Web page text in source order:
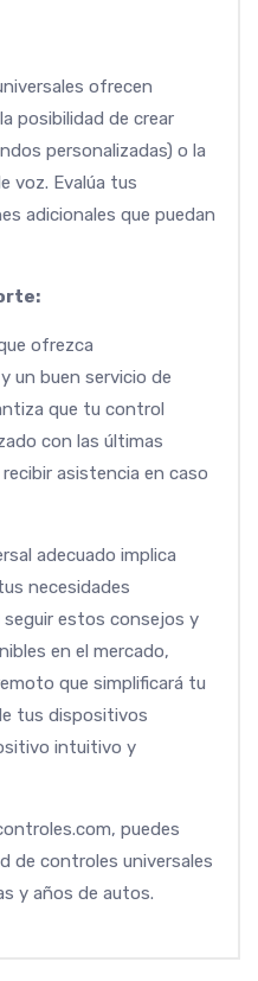
ofrecen
posibilidad de crear
personalizadas) o la
voz. Evalúa tus
adicionales que puedan
ofrezca
un buen servicio de
que tu control
con las últimas
asistencia en caso
adecuado implica
necesidades
seguir estos consejos y
en el mercado,
que simplificará tu
tus dispositivos
intuitivo y
puedes
de controles universales
y años de autos.